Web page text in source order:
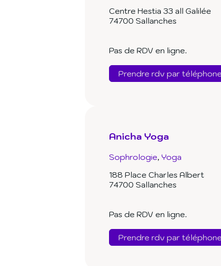
Centre Hestia 33 all Galilée
74700 Sallanches
Pas de RDV en ligne.
Prendre rdv par
Anicha Yoga
Sophrologie Yoga
188 Place Charles Albert
74700 Sallanches
Pas de RDV en ligne.
Prendre rdv par